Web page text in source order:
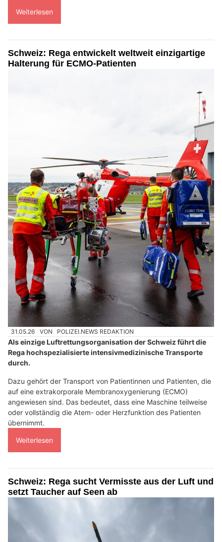
Weiterlesen
Schweiz: Rega entwickelt weltweit einzigartige
Halterung für ECMO-Patienten
31.05.26 VON POLIZEI.NEWS REDAKTION
Als einzige Luftrettungsorganisation der Schweiz führt die
Rega hochspezialisierte intensivmedizinische Transporte
durch.
Dazu gehört der Transport von Patientinnen und Patienten, die
auf eine extrakorporale Membranoxygenierung (ECMO)
angewiesen sind. Das bedeutet, dass eine Maschine teilweise
oder vollständig die Atem- oder Herzfunktion des Patienten
übernimmt.
Weiterlesen
Schweiz: Rega sucht Vermisste aus der Luft und
setzt Taucher auf Seen ab